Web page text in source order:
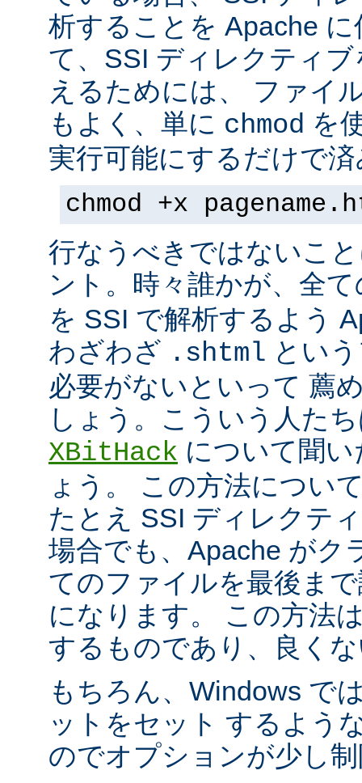
析することを Apache
て、SSI ディレクティ
えるためには、 ファイ
もよく、単に chmod を
実行可能にするだけで
chmod +x
行なうべきではないこ
ント。時々誰かが、全
を SSI で解析するよう
わざわざ .shtml とい
必要がないといって 薦
しょう。こういう人た
XBitHack について聞
ょう。 この方法につい
たとえ SSI ディレクテ
場合でも、Apache がク
てのファイルを最後ま
になります。 この方法
するものであり、良く
もちろん、Windows で
ットをセット するよう
のでオプションが少し